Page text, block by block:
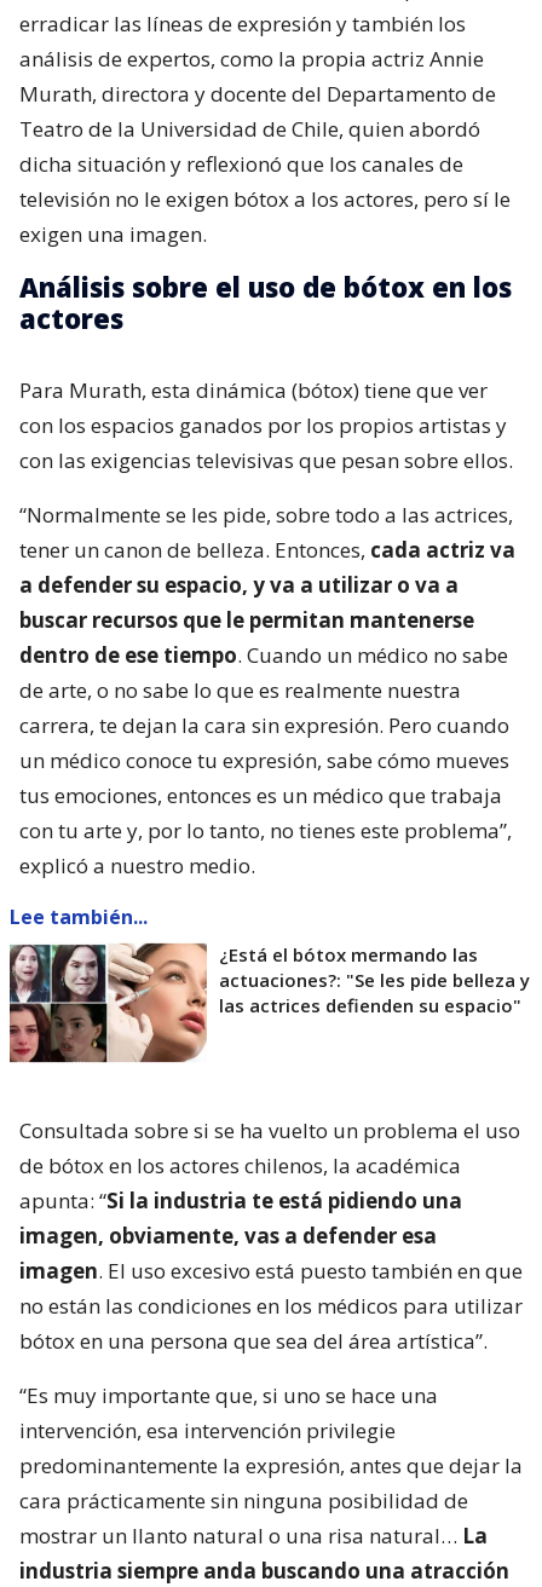
erradicar las líneas de expresión y también los
análisis de expertos, como la propia actriz Annie
Murath, directora y docente del Departamento de
Teatro de la Universidad de Chile, quien abordó
dicha situación y reflexionó que los canales de
televisión no le exigen bótox a los actores, pero sí le
exigen una imagen.
Análisis sobre el uso de bótox en los
actores
Para Murath, esta dinámica (bótox) tiene que ver
con los espacios ganados por los propios artistas y
con las exigencias televisivas que pesan sobre ellos.
“Normalmente se les pide, sobre todo a las actrices,
tener un canon de belleza. Entonces, cada actriz va
a defender su espacio, y va a utilizar o va a
buscar recursos que le permitan mantenerse
dentro de ese tiempo. Cuando un médico no sabe
de arte, o no sabe lo que es realmente nuestra
carrera, te dejan la cara sin expresión. Pero cuando
un médico conoce tu expresión, sabe cómo mueves
tus emociones, entonces es un médico que trabaja
con tu arte y, por lo tanto, no tienes este problema”,
explicó a nuestro medio.
Lee también...
¿Está el bótox mermando las
actuaciones?: "Se les pide belleza y
las actrices defienden su espacio"
Consultada sobre si se ha vuelto un problema el uso
de bótox en los actores chilenos, la académica
apunta: “Si la industria te está pidiendo una
imagen, obviamente, vas a defender esa
imagen. El uso excesivo está puesto también en que
no están las condiciones en los médicos para utilizar
bótox en una persona que sea del área artística”.
“Es muy importante que, si uno se hace una
intervención, esa intervención privilegie
predominantemente la expresión, antes que dejar la
cara prácticamente sin ninguna posibilidad de
mostrar un llanto natural o una risa natural… La
industria siempre anda buscando una atracción